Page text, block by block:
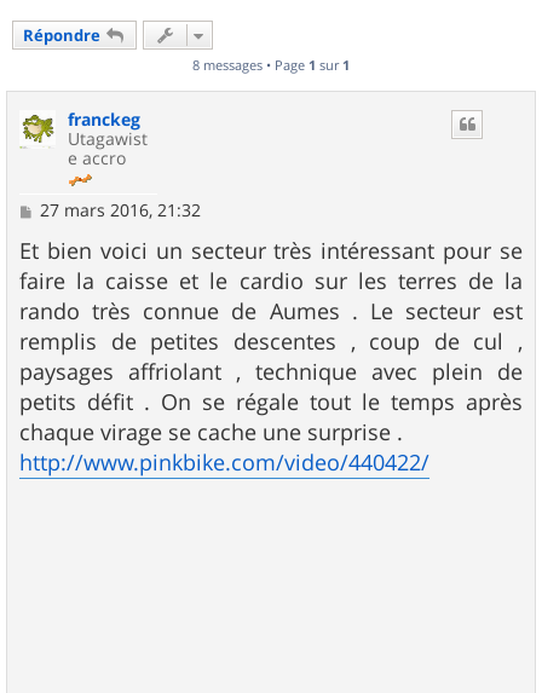
Répondre
8 messages • Page 1 sur 1
franckeg
Utagawist
e accro
M
s
s
a
g
e
27 mars 2016, 21:32
Et bien voici un secteur très intéressant pour se
faire la caisse et le cardio sur les terres de la
rando très connue de Aumes . Le secteur est
remplis de petites descentes , coup de cul ,
paysages affriolant , technique avec plein de
petits défit . On se régale tout le temps après
chaque virage se cache une surprise .
http://www.pinkbike.com/video/440422/